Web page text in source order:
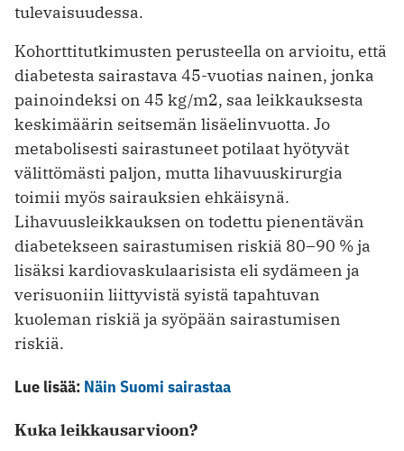
tulevaisuudessa.
Kohorttitutkimusten perusteella on arvioitu, että
diabetesta sairastava 45-vuotias nainen, jonka
painoindeksi on 45 kg/m2, saa leikkauksesta
keskimäärin seitsemän lisäelinvuotta. Jo
metabolisesti sairastuneet potilaat hyötyvät
välittömästi paljon, mutta lihavuuskirurgia
toimii myös sairauksien ehkäisynä.
Lihavuusleikkauksen on todettu pienentävän
diabetekseen sairastumisen riskiä 80–90 % ja
lisäksi kardiovaskulaarisista eli sydämeen ja
verisuoniin liittyvistä syistä tapahtuvan
kuoleman riskiä ja syöpään sairastumisen
riskiä.
Lue lisää: Näin Suomi sairastaa
Kuka leikkausarvioon?